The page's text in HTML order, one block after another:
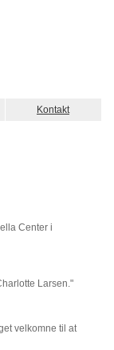
Kontakt
Center i
Larsen."
velkomne til at